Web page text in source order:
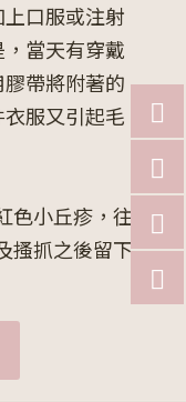
口服或注射
當天有穿戴
帶將附著的
服又引起毛
色小丘疹，往
搔抓之後留下